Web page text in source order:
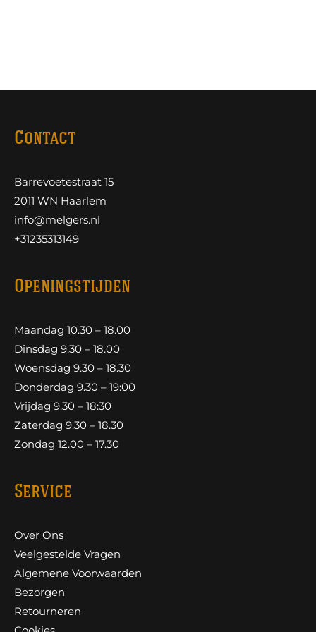
Contact
Barrevoetestraat 15
2011 WN Haarlem
info@melgers.nl
+31235313149
Openingstijden
Maandag 10.30 – 18.00
Dinsdag 9.30 – 18.00
Woensdag 9.30 – 18.30
Donderdag 9.30 – 19:00
Vrijdag 9.30 – 18:30
Zaterdag 9.30 – 18.30
Zondag 12.00 – 17.30
Service
Over Ons
Veelgestelde Vragen
Algemene Voorwaarden
Bezorgen
Retourneren